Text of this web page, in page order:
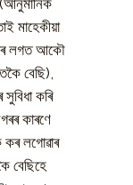
মাহেকীয়া
লগত আকৌ
বেছি),
কৰি
কাৰণে
কৰ লগোৱাৰ
বেছিহে